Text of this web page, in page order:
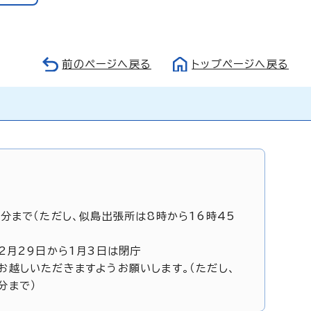
前のページへ戻る トップページへ戻る
で（ただし、似島出張所は8時から16時45
月29日から1月3日は閉庁
しいただきますようお願いします。（ただし、
で）